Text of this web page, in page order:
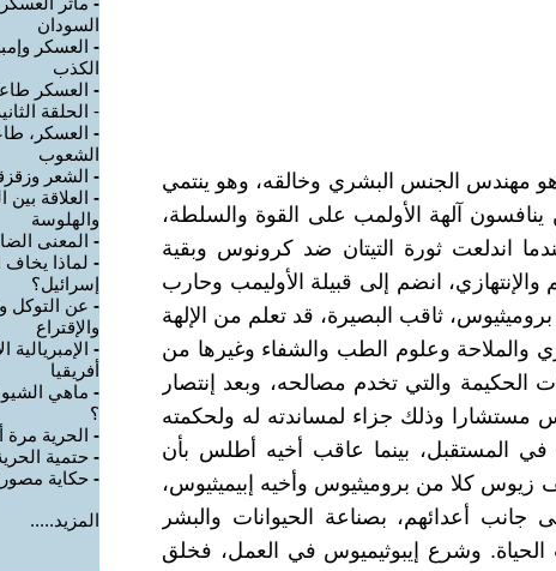
هو مهندس الجنس البشري وخالقه، وهو ينتمي
ينافسون آلهة الأولمب على القوة والسلطة،
اندلعت ثورة التيتان ضد كرونوس وبقية
والإنتهازي، انضم إلى قبيلة الأوليمب وحارب
ثاقب البصيرة، قد تعلم من الإلهة
والملاحة وعلوم الطب والشفاء وغيرها من
الحكيمة والتي تخدم مصالحه، وبعد إنتصار
مستشارا وذلك جزاء لمساندته له ولحكمته
في المستقبل، بينما عاقب أخيه أطلس بأن
زيوس كلا من بروميثيوس وأخيه إبيميثيوس،
جانب أعدائهم، بصناعة الحيوانات والبشر
وشرع إيبوثيميوس في العمل، فخلق
السودان
- العسكر
الكذب
- العسكر
- الحلقة
- العسكر،
الشعوب
- الشعر
- العلاقة بين
والهلوسة
- المعنى
- لماذا يخاف
إسرائيل؟
- عن التوكل
والإقتراع
- الإمبريالية
أفريقيا
- ماهي
؟
- الحرية مرة
- حتمية
- حكاية
المزيد.....